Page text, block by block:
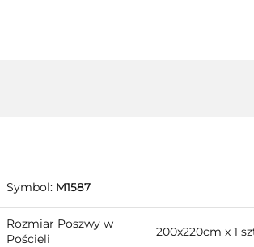
Symbol: M1587
Rozmiar Poszwy w
Pościeli
200x220cm x 1